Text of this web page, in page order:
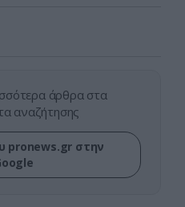
άρθρα στα
αναζήτησης
pronews.gr στην